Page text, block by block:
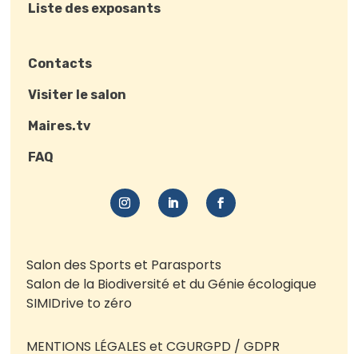
Liste des exposants
Contacts
Visiter le salon
Maires.tv
FAQ
Salon des Sports et Parasports
Salon de la Biodiversité et du Génie écologique
SIMIDrive to zéro
MENTIONS LÉGALES et CGURGPD / GDPR